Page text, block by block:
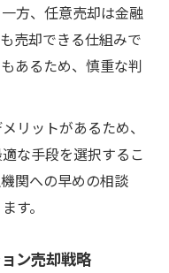
方、任意売却は金融
売却できる仕組みで
あるため、慎重な判
リットがあるため、
な手段を選択するこ
関への早めの相談
す。
ン売却戦略